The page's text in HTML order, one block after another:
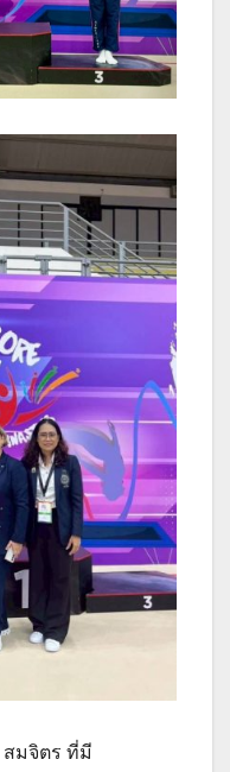
มจิตร ที่มี